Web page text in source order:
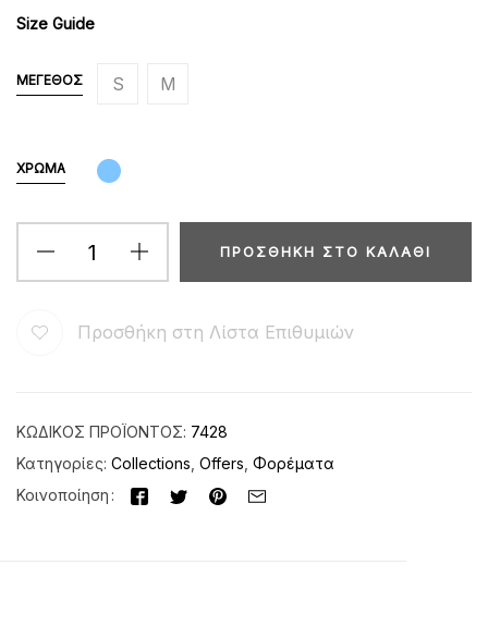
Size Guide
ΜΈΓΕΘΟΣ S M
ΧΡΏΜΑ
ΠΡΟΣΘΉΚΗ ΣΤΟ ΚΑΛΆΘΙ
Προσθήκη στη Λίστα Επιθυμιών
ΚΩΔΙΚΌΣ ΠΡΟΪΌΝΤΟΣ: 7428
Κατηγορίες: Collections Offers Φορέματα
Κοινοποίηση